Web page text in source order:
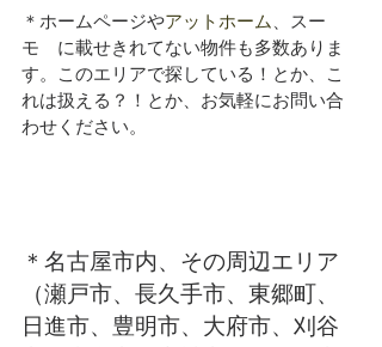
＊ホームページやアットホーム、スー
モ　に載せきれてない物件も多数ありま
す。このエリアで探している！とか、こ
れは扱える？！とか、お気軽にお問い合
わせください。
＊名古屋市内、その周辺エリア
（瀬戸市、長久手市、東郷町、
日進市、豊明市、大府市、刈谷